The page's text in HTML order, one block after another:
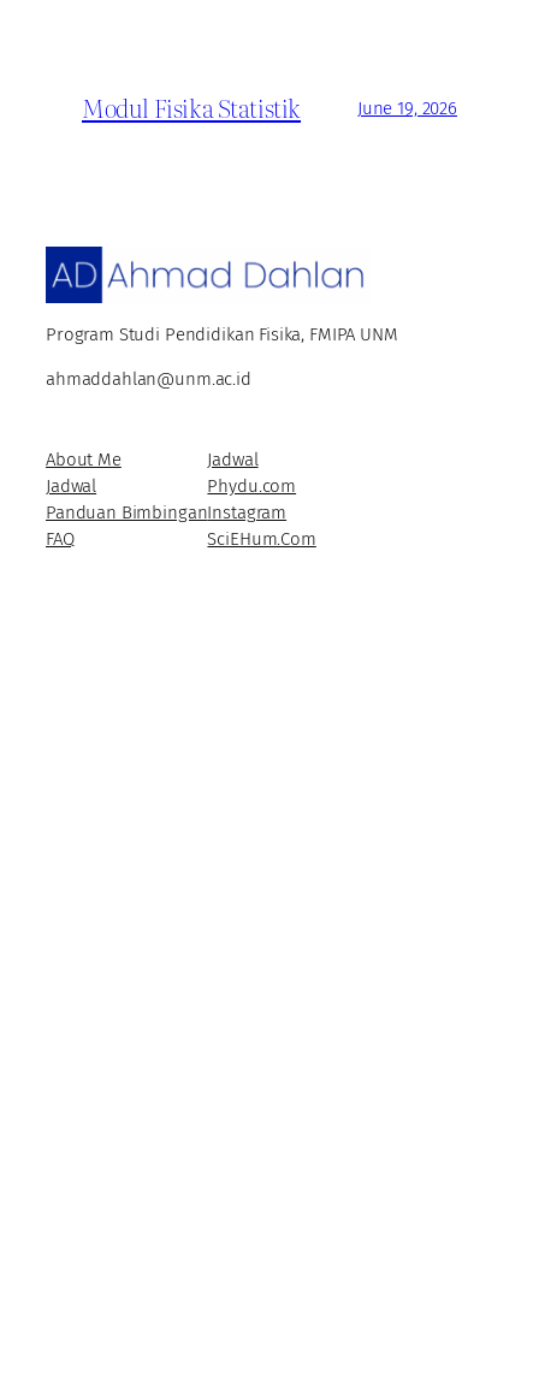
Modul Fisika Statistik June 19, 2026
Program Studi Pendidikan Fisika, FMIPA UNM
ahmaddahlan@unm.ac.id
About Me
Jadwal
Panduan Bimbingan
FAQ
Jadwal
Phydu.com
Instagram
SciEHum.Com